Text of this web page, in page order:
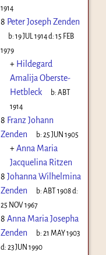
1914
8 Peter Joseph Zenden
b:19 JUL 1914d:15 FEB
1979
+ Hildegard
Amalija Oberste-
Hetbleck
b:ABT
1914
8 Franz Johann
Zenden
b:25 JUN 1905
+Anna Maria
Jacquelina Ritzen
8 Johanna Wilhelmina
Zenden
b:ABT 1908d:
25 NOV 1967
8 Anna Maria Josepha
Zenden
b:21 MAY 1903
d: 23 JUN 1990